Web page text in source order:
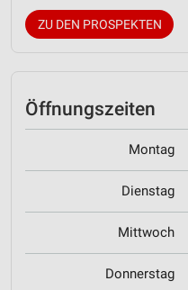
ZU DEN PROSPEKTEN
Öffnungszeiten
Montag
Dienstag
Mittwoch
Donnerstag